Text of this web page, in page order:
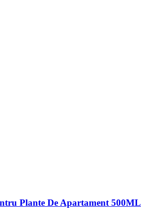
Plante De Apartament 500ML